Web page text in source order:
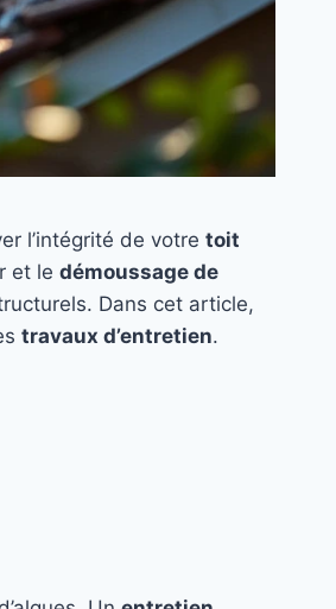
l’intégrité de votre toit
et le démoussage de
Dans cet article,
travaux d’entretien.